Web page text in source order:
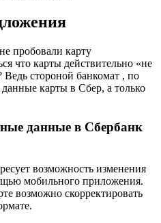
пробовали карту
что карты действительно «не
Ведь стороной банкомат , по
карты в Сбер, а только
данные в Сбербанк
возможность изменения
мобильного приложения.
возможно скорректировать